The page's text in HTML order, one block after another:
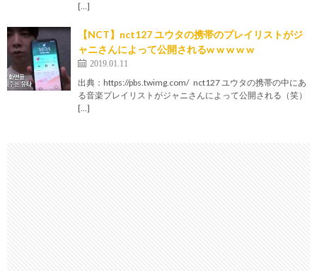
[…]
【NCT】nct127 ユウタの携帯のプレイリストがジ
ャニさんによって公開されるw w w w w
2019.01.11
出典：https://pbs.twimg.com/ nct127 ユウタの携帯の中にあ
る音楽プレイリストがジャニさんによって公開される（笑）
[…]